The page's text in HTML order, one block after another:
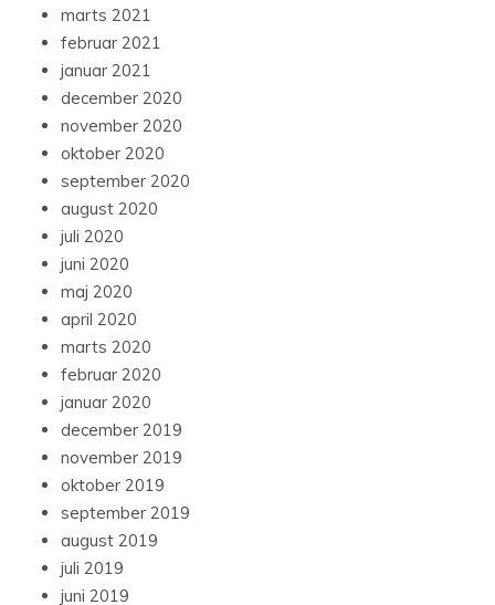
marts 2021
februar 2021
januar 2021
december 2020
november 2020
oktober 2020
september 2020
august 2020
juli 2020
juni 2020
maj 2020
april 2020
marts 2020
februar 2020
januar 2020
december 2019
november 2019
oktober 2019
september 2019
august 2019
juli 2019
juni 2019